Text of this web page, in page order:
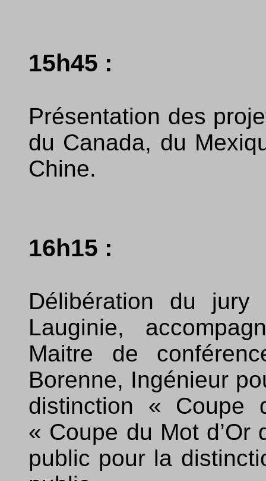
15h45 :
Présentation des
du Canada, du
Chine.
16h15 :
Délibération du
Lauginie,
Maitre de
Borenne, Ingénieur
distinction « Coupe
« Coupe du Mot
public pour la